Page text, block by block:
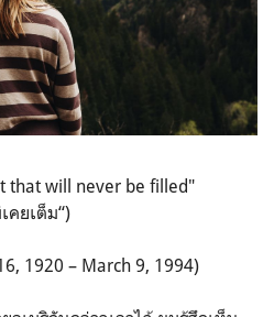
that will never be filled"
คยเต็ม“)
1920 – March 9, 1994)